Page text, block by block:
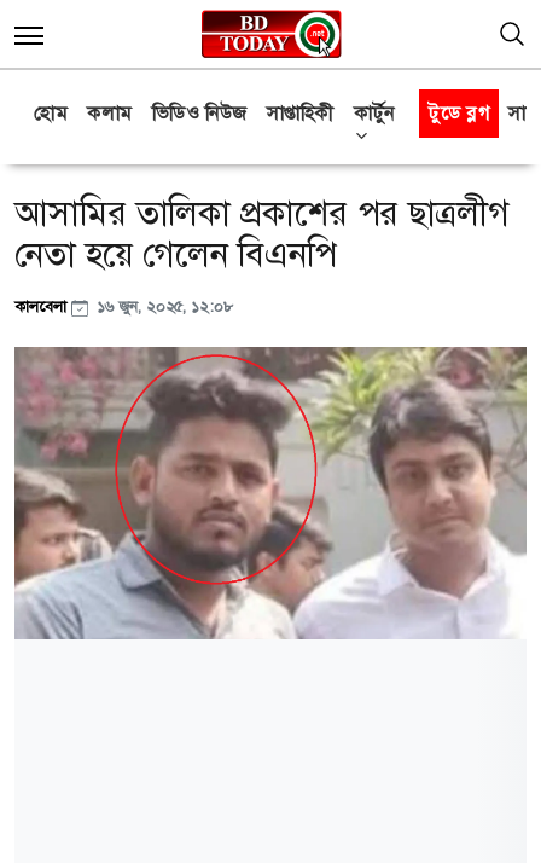
হোম কলাম ভিডিও নিউজ সাপ্তাহিকী কার্টুন টুডে ব্লগ
আসামির তালিকা প্রকাশের পর ছাত্রলীগ
নেতা হয়ে গেলেন বিএনপি
কালবেলা ১৬ জুন, ২০২৫, ১২:০৮